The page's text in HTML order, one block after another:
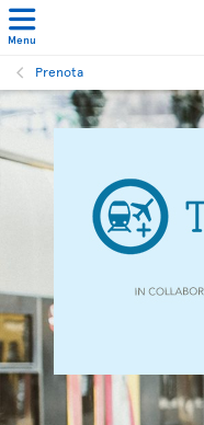
Menu
Prenota